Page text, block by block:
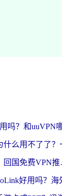
海外党必